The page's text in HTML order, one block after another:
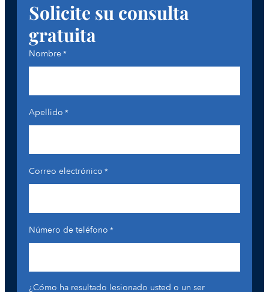
Solicite su consulta
gratuita
Nombre*
Apellido *
Correo electrónico *
Número de teléfono *
¿Cómo ha resultado lesionado usted o un ser